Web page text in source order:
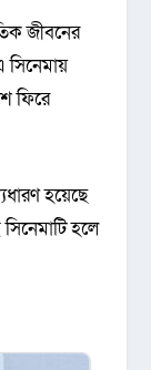
জীবনের
সিনেমায়
ফিরে
হয়েছে
হলে